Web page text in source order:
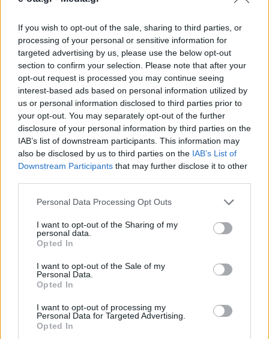
If you wish to opt-out of the sale, sharing to third parties, or
processing of your personal or sensitive information for
targeted advertising by us, please use the below opt-out
section to confirm your selection. Please note that after your
opt-out request is processed you may continue seeing
interest-based ads based on personal information utilized by
us or personal information disclosed to third parties prior to
your opt-out. You may separately opt-out of the further
disclosure of your personal information by third parties on the
IAB’s list of downstream participants. This information may
also be disclosed by us to third parties on the IAB’s List of
Downstream Participants that may further disclose it to other
Personal Data Processing Opt Outs
I want to opt-out of the Sharing of my
personal data.
Opted In
I want to opt-out of the Sale of my
Personal Data.
Opted In
I want to opt-out of processing my
Personal Data for Targeted Advertising.
Opted In
Το Δίκτυο Πόλεων «ΒΙΩΣΙΜΗ ΠΟΛΗ»
πραγματοποίησε τη 10η Ετήσια Γενική Συνέλευση
την Τρίτη, 2 Δεκεμβρίου 2025, με κεντρικό θέμα
«Βιώσιμη Ανάπτυξη και Κλιματική Ουδετερότητα:
Χρηματοδοτικά Εργαλεία & Νέες Κατευθύνσεις ΕΕ».
Το Συνέδριο διοργανώθηκε υπό την αιγίδα της ΚΕΔΕ
και χορηγός ήταν η ALPHA BANK. Ο Πρόεδρος του
Δικτύου, κ. Δημήτριος Καφαντάρης, καλωσόρισε
τους συμμετέχοντες και […]
10.12.2025 - 17.43
ΡΟΗ ΕΙΔΗΣΕΩΝ
ΕΠΙΚΑΙΡΟΤΗΤΑ
ΠΕΡΙΦΕΡΕΙΕΣ
OTA LEAKS